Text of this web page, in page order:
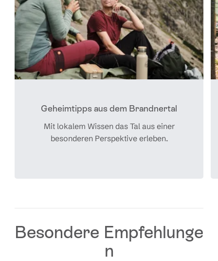
Geheimtipps aus dem Brandnertal
Mit lokalem Wissen das Tal aus einer
besonderen Perspektive erleben.
Besondere Empfehlunge
n